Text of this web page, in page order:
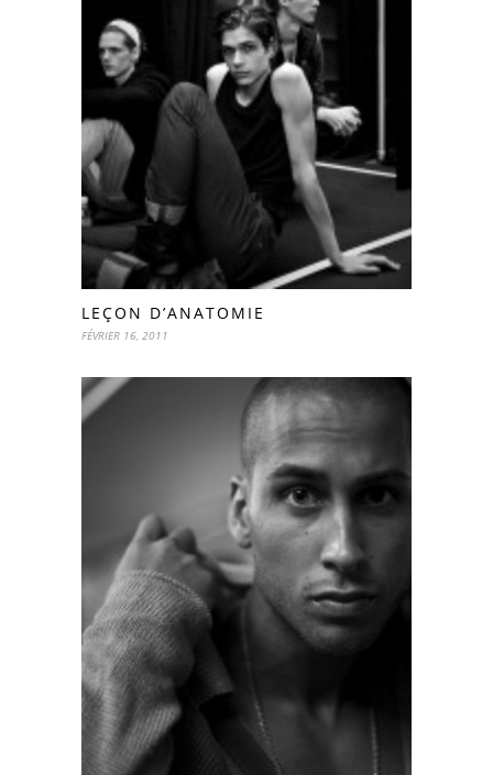
LEÇON D’ANATOMIE
FÉVRIER 16, 2011